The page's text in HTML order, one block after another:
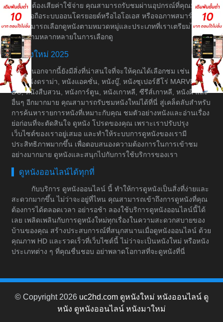
โดยไม่ต้องเสียค่าใช้จ่าย คุณสามารถรับชมผ่านอุปกรณ์ที่คุณมีอยู่
เช่น มือถือระบบออนโดรยอยด์หรือไอโอเอส หรือจอภาพสมาร์ททีวี
คุณสามารถเลือกดูหนังตามหมวดหมู่และประเภทที่เราเตรียมไว้ให้
เพื่อความหลากหลายในการเลือกดู
หนังใหม่ 2025
นอกจากนี้ยังมีสิ่งที่น่าสนใจที่จะให้คุณได้เลือกชม เช่น หนัง
ต่อ, หนังดราม่า, หนังแอคชั่น, หนังบู๊, หนังซุเปอร์ฮีโร่ MARVEL &
DC, หนังสืบสวน, หนังการ์ตูน, หนังเกาหลี, ซีรีส์เกาหลี, หนังผี และ
อื่นๆ อีกมากมาย คุณสามารถรับชมหนังใหม่ได้ที่นี่ สู่เคล็ดลับสำหรับ
การค้นหารายการหนังที่เหมาะกับคุณ ชมตัวอย่างหนังและอ่านเรื่อง
ย่อก่อนที่จะตัดสินใจ ดูหนัง โปรดของคุณ เพราะเราปรับปรุง
เว็บไซต์ของเราอยู่เสมอ และทำให้ระบบการดูหนังของเรามี
ประสิทธิภาพมากขึ้น เพื่อตอบสนองความต้องการในการเข้าชม
อย่างมากมาย ดูหนังและสนุกไปกับการใช้บริการของเรา
ดูหนังออนไลน์ได้ทุกที่
กับบริการ ดูหนังออนไลน์ นี้ ทำให้การดูหนังเป็นสิ่งที่ง่ายและ
สะดวกมากขึ้น ไม่ว่าจะอยู่ที่ไหน คุณสามารถเข้าถึงการดูหนังที่คุณ
ต้องการได้ตลอดเวลา อย่ารอช้า ลองใช้บริการดูหนังออนไลน์นี้ได้
เลย เพลิดเพลินกับการดูหนังใหม่ทุกเรื่องในความสะดวกสบายของ
บ้านของคุณ สร้างประสบการณ์ที่สนุกสนานเมื่อดูหนังออนไลน์ ด้วย
คุณภาพ HD และรวดเร็วที่เว็บไซต์นี้ ไม่ว่าจะเป็นหนังใหม่ หรือหนัง
ประเภทต่าง ๆ ที่คุณชื่นชอบ อย่าพลาดโอกาสที่จะดูหนังที่นี่
© Copyright 2026 uc2hd.com ดูหนังใหม่ หนังออนไลน์ ดู
หนัง ดูหนังออนไลน์ หนังมาใหม่